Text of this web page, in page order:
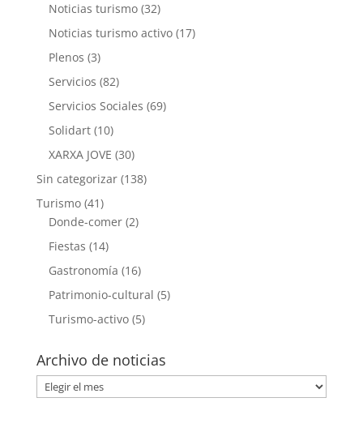
Noticias turismo(32)
Noticias turismo activo(17)
Plenos (3)
Servicios (82)
Servicios Sociales (69)
Solidart(10)
XARXA JOVE (30)
Sin categorizar(138)
Turismo(41)
Donde-comer(2)
Fiestas (14)
Gastronomía (16)
Patrimonio-cultural (5)
Turismo-activo(5)
Archivo de noticias
Archivo
de